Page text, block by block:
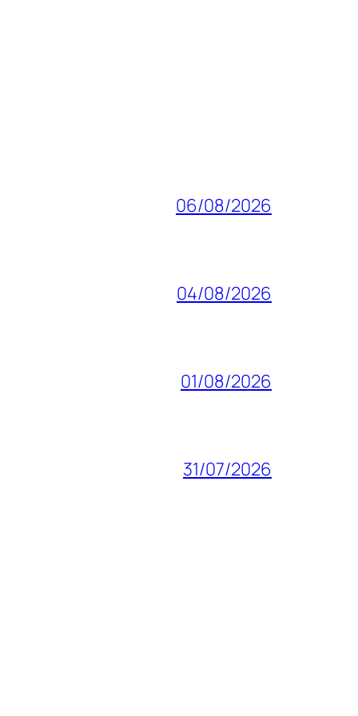
06/08/2026
04/08/2026
01/08/2026
31/07/2026